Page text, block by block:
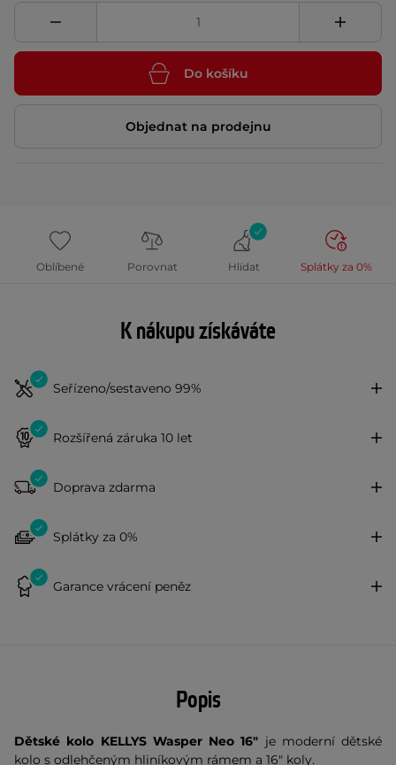
Do košíku
Objednat na prodejnu
Oblíbené Porovnat Hlídat Splátky za 0%
K nákupu získáváte
Seřízeno/sestaveno 99%
Rozšířená záruka 10 let
Doprava zdarma
Splátky za 0%
Garance vrácení peněz
Popis
Dětské kolo KELLYS Wasper Neo 16" je moderní dětské
kolo s odlehčeným hliníkovým rámem a 16" koly.